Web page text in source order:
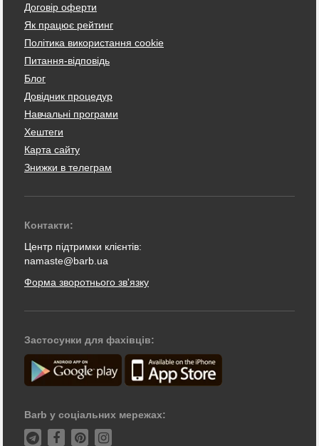
Договір оферти
Як працює рейтинг
Політика використання cookie
Питання-відповідь
Блог
Довідник процедур
Навчальні програми
Хештеги
Карта сайту
Знижки в телеграм
Контакти:
Центр підтримки клієнтів:
namaste@barb.ua
Форма зворотнього зв'язку
Застосунки для фахівців:
Barb у соціальних мережах: